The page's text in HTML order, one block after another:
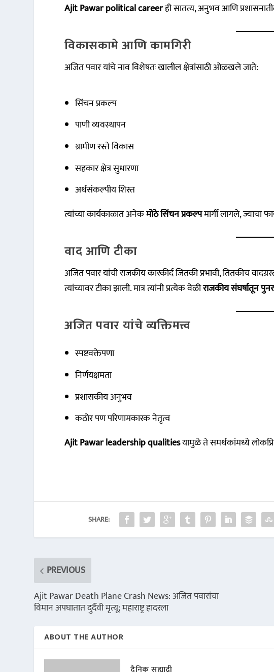
Ajit Pawar political careerही सातत्य, अनुभव आणि
विकासकामे आणि कामगिरी
अजित पवार यांचे नाव विशेषतः खालील क्षेत्रांसाठी ओळखले जाते:
सिंचन प्रकल्प
पाणी व्यवस्थापन
ग्रामीण रस्ते विकास
सहकार क्षेत्र सुधारणा
अर्थसंकल्पीय शिस्त
त्यांच्या कार्यकाळात अनेकमोठे सिंचन प्रकल्पमार्गी लागले, ज्याचा
वाद आणि टीका
अजित पवार यांची राजकीय कारकीर्द जितकी प्रभावी, तितकीच
त्यांच्यावर टीका झाली. मात्र त्यांनी प्रत्येक वेळीराजकीय संघर्षातून
अजित पवार यांचे व्यक्तिमत्त्व
स्पष्टवक्तेपणा
निर्णयक्षमता
प्रशासकीय अनुभव
कठोर पण परिणामकारक नेतृत्व
Ajit Pawar leadership qualitiesयामुळे ते समर्थकांमध्ये
SHARE:
PREVIOUS
Ajit Pawar Death Plane Crash News: अजित पवारांचा
विमान अपघातात दुर्दैवी मृत्यू; महाराष्ट्र हादरला
ABOUT THE AUTHOR